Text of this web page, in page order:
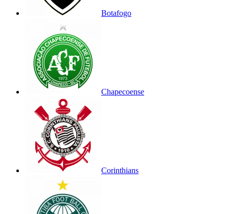
Botafogo
Chapecoense
Corinthians